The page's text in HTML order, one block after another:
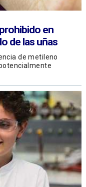
en
de las uñas
de metileno